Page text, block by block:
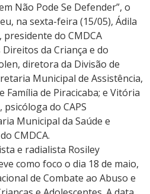
Não Pode Se Defender”, o
na sexta-feira (15/05), Ádila
do CMDCA
da Criança e do
diretora da Divisão de
Municipal de Assistência,
Família de Piracicaba; e Vitória
do CAPS
Municipal da Saúde e
CMDCA.
e radialista Rosiley
como foco o dia 18 de maio,
de Combate ao Abuso e